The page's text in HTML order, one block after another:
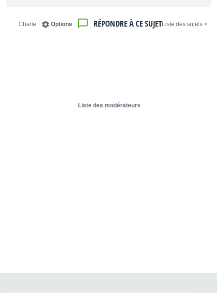
< Liste des sujets
RÉPONDRE À CE SUJET
Options
Charte
Liste des modérateurs